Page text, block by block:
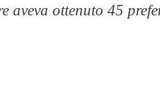
aveva ottenuto 45